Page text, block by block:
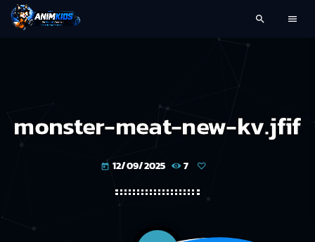
search menu
monster-meat-new-kv.jfif
today 12/09/2025 7